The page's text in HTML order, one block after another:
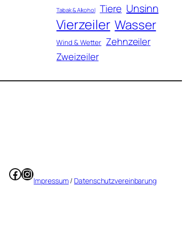
Tabak & Alkohol Tiere Unsinn
Vierzeiler Wasser
Wind & Wetter Zehnzeiler
Zweizeiler
Facebook
Instagram
Impressum / Datenschutzvereinbarung